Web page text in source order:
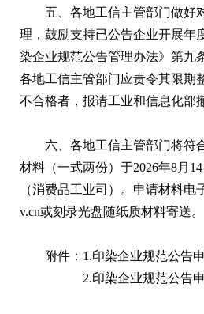
五、各地工信主管部门做好
理，鼓励支持已公告企业开展年
染企业规范公告管理办法》第九
各地工信主管部门应责令其限期
不合格者，报请工业和信息化部
六、各地工信主管部门将符
材料（一式两份）于2026年8月
（消费品工业司）。申请材料电
v.cn或刻录光盘随纸质材料寄送。
附件： 1.印染企业规范公告
2.印染企业规范公告